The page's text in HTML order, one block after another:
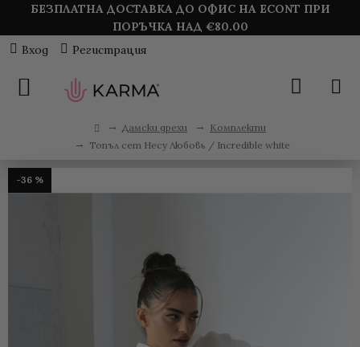
БЕЗПЛАТНА ДОСТАВКА ДО ОФИС НА ECONT ПРИ
ПОРЪЧКА НАД €80.00
Вход
Регистрация
Дамски дрехи
Комплекти
Топъл сет Несу Любовь / Incredible white
-36 %